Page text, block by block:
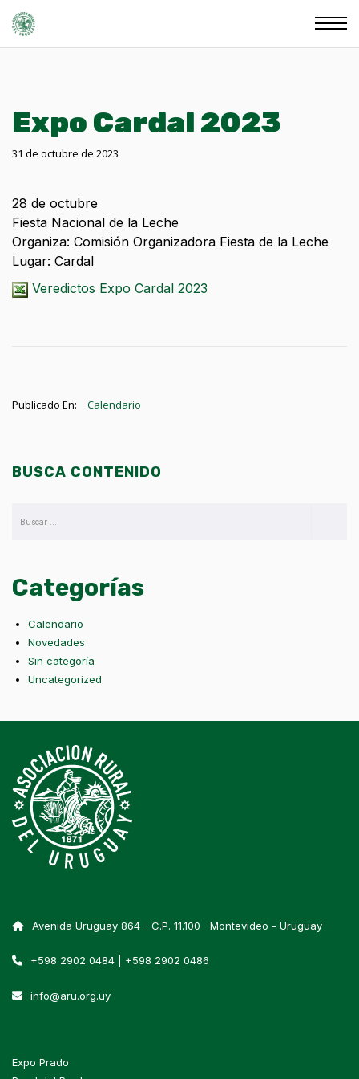
Expo Cardal 2023
31 de octubre de 2023
28 de octubre
Fiesta Nacional de la Leche
Organiza: Comisión Organizadora Fiesta de la Leche
Lugar: Cardal
Veredictos Expo Cardal 2023
Publicado En: Calendario
BUSCA CONTENIDO
Categorías
Calendario
Novedades
Sin categoría
Uncategorized
Avenida Uruguay 864 - C.P. 11.100 Montevideo - Uruguay
+598 2902 0484 | +598 2902 0486
info@aru.org.uy
Expo Prado